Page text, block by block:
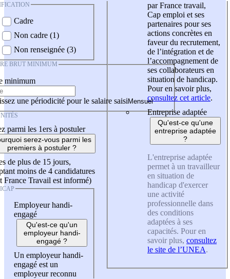
Cadre
Non cadre (1)
Non renseignée (3)
BRUT MINIMUM
minimum
une périodicité pour le salaire saisi
parmi les 1ers à postuler
serez-vous parmi les
premiers à postuler ?
de plus de 15 jours,
moins de 4 candidatures
France Travail est informé)
Employeur handi-
engagé
Qu'est-ce qu'un
employeur handi-
engagé ?
Un employeur handi-
engagé est un
employeur reconnu
par France travail,
Cap emploi et ses
partenaires pour ses
actions concrètes en
faveur du recrutement,
de l’intégration et de
l’accompagnement de
ses collaborateurs en
situation de handicap.
Pour en savoir plus,
consultez cet article.
Entreprise adaptée
Qu'est-ce qu'une
entreprise adaptée
?
L'entreprise adaptée
permet à un travailleur
en situation de
handicap d'exercer
une activité
professionnelle dans
des conditions
adaptées à ses
capacités. Pour en
savoir plus, consultez
le site de l’UNEA.